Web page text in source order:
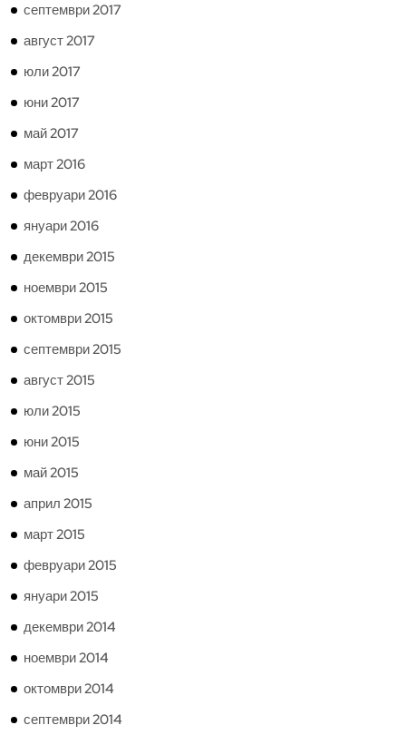
септември 2017
август 2017
юли 2017
юни 2017
май 2017
март 2016
февруари 2016
януари 2016
декември 2015
ноември 2015
октомври 2015
септември 2015
август 2015
юли 2015
юни 2015
май 2015
април 2015
март 2015
февруари 2015
януари 2015
декември 2014
ноември 2014
октомври 2014
септември 2014